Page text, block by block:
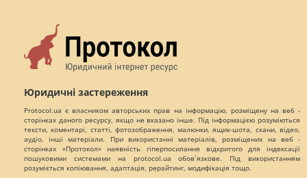
Юридичні застереження
Protocol.ua є власником авторських прав на інформацію, розміщену на веб -
сторінках даного ресурсу, якщо не вказано інше. Під інформацією розуміються
тексти, коментарі, статті, фотозображення, малюнки, ящик-шота, скани, відео,
аудіо, інші матеріали. При використанні матеріалів, розміщених на веб -
сторінках «Протокол» наявність гіперпосилання відкритого для індексації
пошуковими системами на protocol.ua обов`язкове. Під використанням
розуміється копіювання, адаптація, рерайтинг, модифікація тощо.